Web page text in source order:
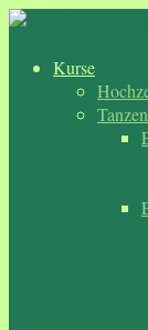
Zum
springenKurse